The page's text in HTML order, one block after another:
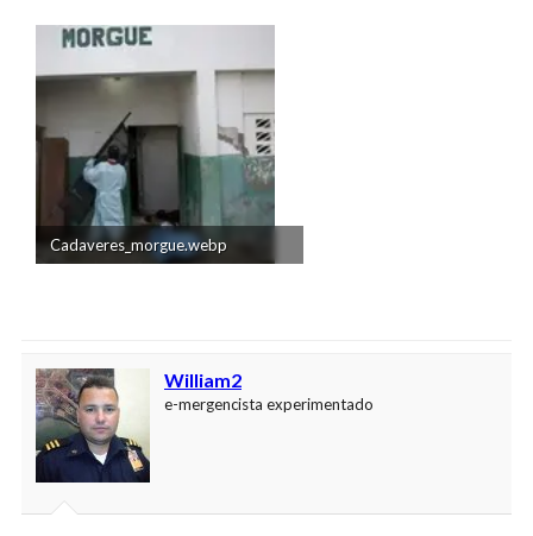
Cadaveres_morgue.webp
William2
e-mergencista experimentado